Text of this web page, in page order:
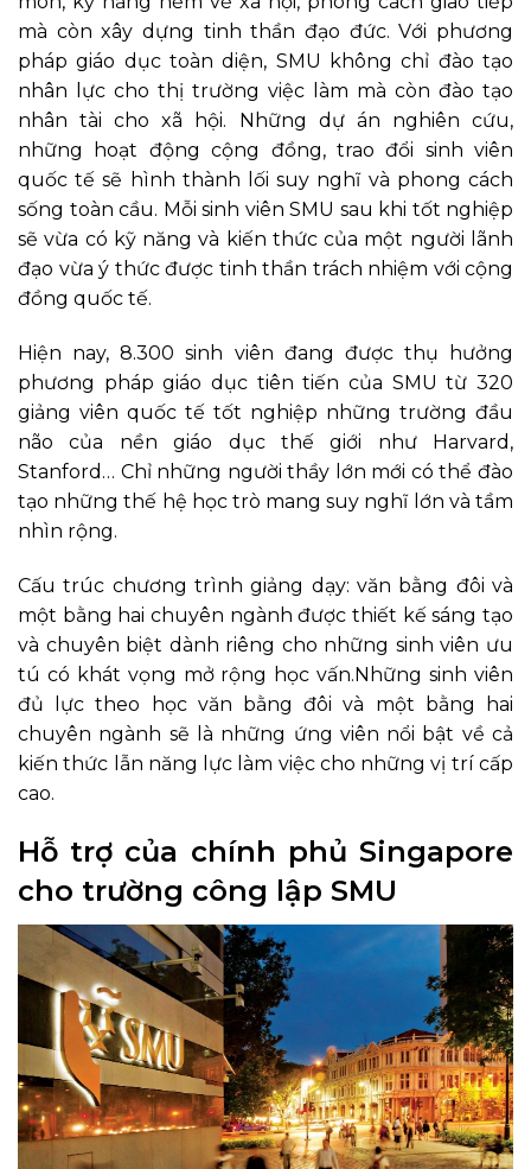
mà còn xây dựng tinh thần đạo đức. Với phương
pháp giáo dục toàn diện, SMU không chỉ đào tạo
nhân lực cho thị trường việc làm mà còn đào tạo
nhân tài cho xã hội. Những dự án nghiên cứu,
những hoạt động cộng đồng, trao đổi sinh viên
quốc tế sẽ hình thành lối suy nghĩ và phong cách
sống toàn cầu. Mỗi sinh viên SMU sau khi tốt nghiệp
sẽ vừa có kỹ năng và kiến thức của một người lãnh
đạo vừa ý thức được tinh thần trách nhiệm với cộng
đồng quốc tế.
Hiện nay, 8.300 sinh viên đang được thụ hưởng
phương pháp giáo dục tiên tiến của SMU từ 320
giảng viên quốc tế tốt nghiệp những trường đầu
não của nền giáo dục thế giới như Harvard,
Stanford… Chỉ những người thầy lớn mới có thể đào
tạo những thế hệ học trò mang suy nghĩ lớn và tầm
nhìn rộng.
Cấu trúc chương trình giảng dạy: văn bằng đôi và
một bằng hai chuyên ngành được thiết kế sáng tạo
và chuyên biệt dành riêng cho những sinh viên ưu
tú có khát vọng mở rộng học vấn.Những sinh viên
đủ lực theo học văn bằng đôi và một bằng hai
chuyên ngành sẽ là những ứng viên nổi bật về cả
kiến thức lẫn năng lực làm việc cho những vị trí cấp
cao.
Hỗ trợ của chính phủ Singapore
cho trường công lập SMU